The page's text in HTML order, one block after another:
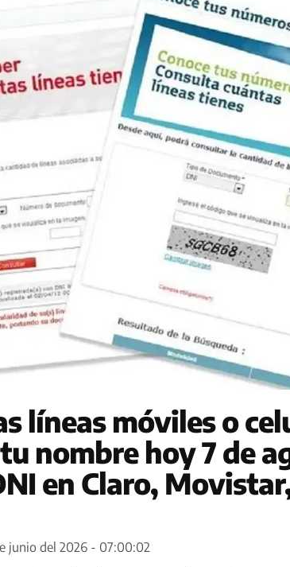
líneas móviles o
nombre hoy 7 de
en Claro,
junio del 2026 - 07:00:02